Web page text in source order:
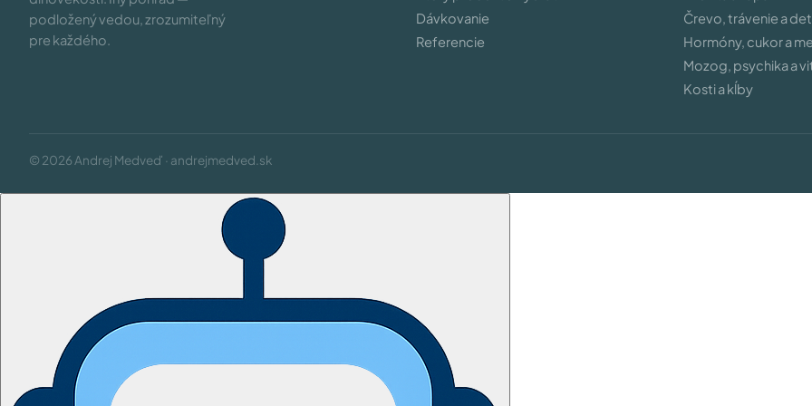
podložený vedou, zrozumiteľný
pre každého.
Dávkovanie
Referencie
Črevo, trávenie a
Hormóny, cukor a
Mozog, psychika a
Kosti a kĺby
© 2026 Andrej Medveď · andrejmedved.sk